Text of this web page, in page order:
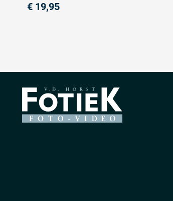
€ 19,95